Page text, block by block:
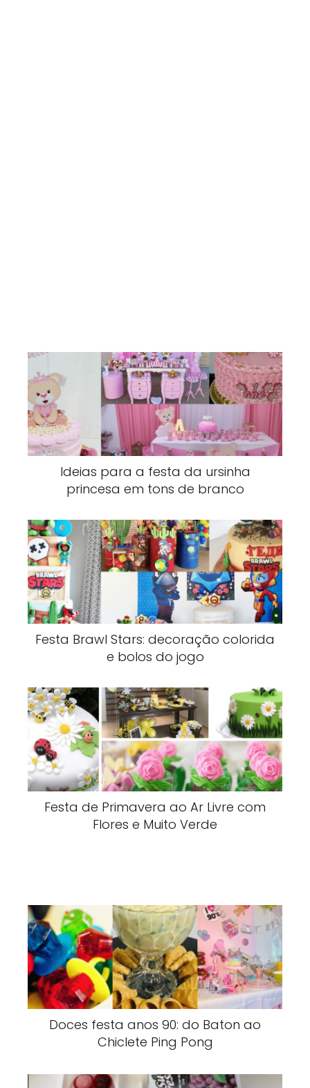
Ideias para a festa da ursinha
princesa em tons de branco
Festa Brawl Stars: decoração colorida
e bolos do jogo
Festa de Primavera ao Ar Livre com
Flores e Muito Verde
Doces festa anos 90: do Baton ao
Chiclete Ping Pong